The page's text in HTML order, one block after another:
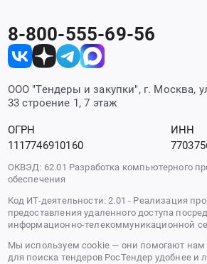
8-800-555-69-56
ООО "Тендеры и закупки", г. Москва,
33 строение 1, 7 этаж
ОГРН
1117746910160
ИНН
ОКВЭД: 62.01 Разработка компьютерного
обеспечения
Код ИТ-деятельности: 2.01 - Реализация
предоставления удаленного доступа
информационно-телекоммуникационной
Мы используем cookie — они помогают нам
для поиска тендеров РосТендер удобнее и